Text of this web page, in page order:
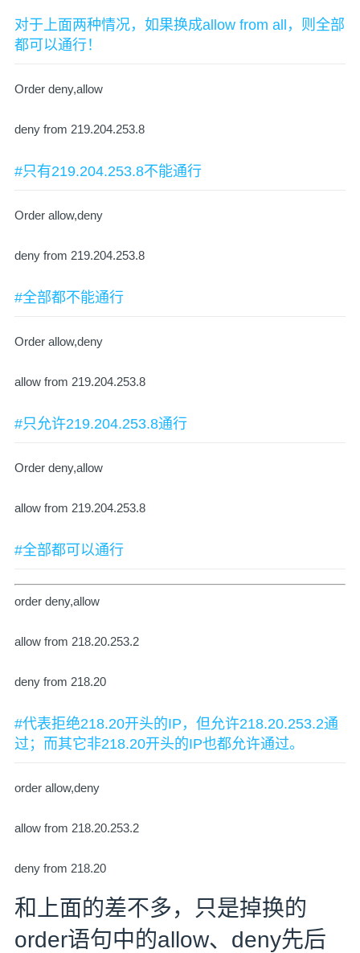
对于上面两种情况，如果换成allow from all，则全部
都可以通行！
Order deny,allow
deny from 219.204.253.8
#只有219.204.253.8不能通行
Order allow,deny
deny from 219.204.253.8
#全部都不能通行
Order allow,deny
allow from 219.204.253.8
#只允许219.204.253.8通行
Order deny,allow
allow from 219.204.253.8
#全部都可以通行
order deny,allow
allow from 218.20.253.2
deny from 218.20
#代表拒绝218.20开头的IP，但允许218.20.253.2通
过；而其它非218.20开头的IP也都允许通过。
order allow,deny
allow from 218.20.253.2
deny from 218.20
和上面的差不多，只是掉换的
order语句中的allow、deny先后